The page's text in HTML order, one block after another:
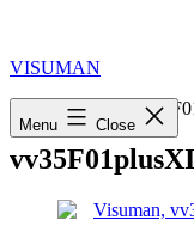
content
VISUMAN
Menu Close
Home »2001